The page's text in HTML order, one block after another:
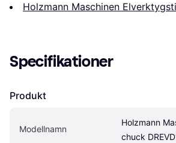
Holzmann Maschinen
Specifikationer
Produkt
Modellnamn
Holzmann
chuck